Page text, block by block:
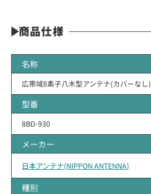
商品仕様
名称
広帯域8素子八木型アンテナ(カバーなし)
型番
8BD-930
メーカー
日本アンテナ(NIPPON ANTENNA)
種別